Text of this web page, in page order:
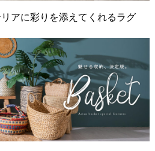
アに彩りを添えてくれるラグ